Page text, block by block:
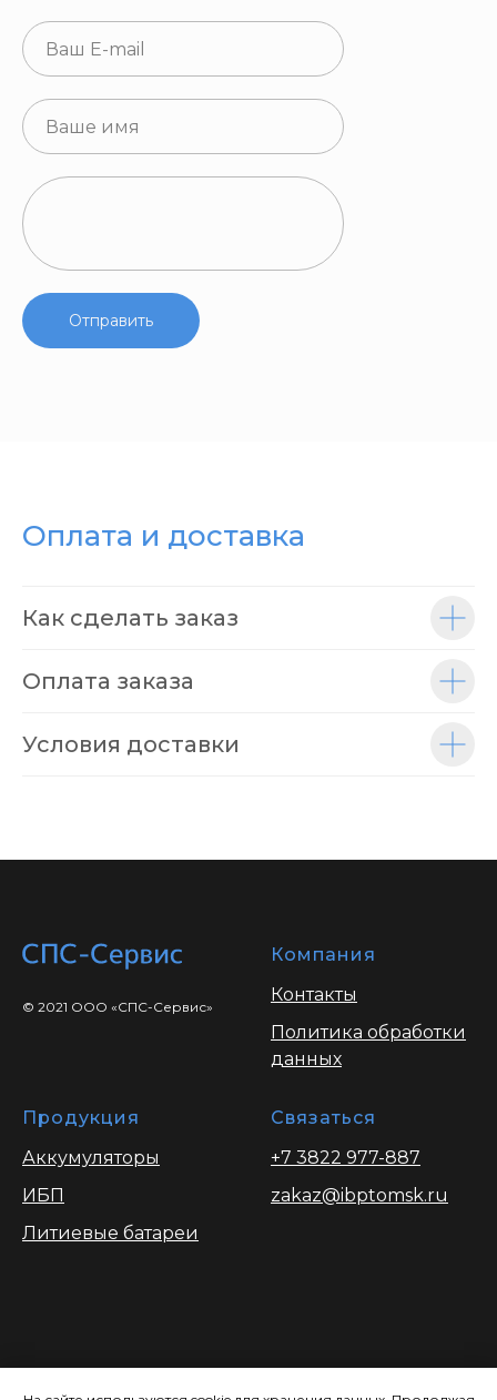
Отправить
Оплата и доставка
Как сделать заказ
Оплата заказа
Условия доставки
© 2021 ООО «СПС-Сервис»
Компания
Контакты
Политика обработки
данных
Продукция
Аккумуляторы
ИБП
Литиевые батареи
Связаться
+7 3822 977-887
zakaz@ibptomsk.ru